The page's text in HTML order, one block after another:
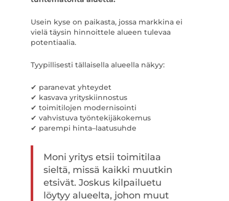
Usein kyse on paikasta, jossa markkina ei
vielä täysin hinnoittele alueen tulevaa
potentiaalia.
Tyypillisesti tällaisella alueella näkyy:
✔ paranevat yhteydet
✔ kasvava yrityskiinnostus
✔ toimitilojen modernisointi
✔ vahvistuva työntekijäkokemus
✔ parempi hinta–laatusuhde
Moni yritys etsii toimitilaa
sieltä, missä kaikki muutkin
etsivät. Joskus kilpailuetu
löytyy alueelta, johon muut